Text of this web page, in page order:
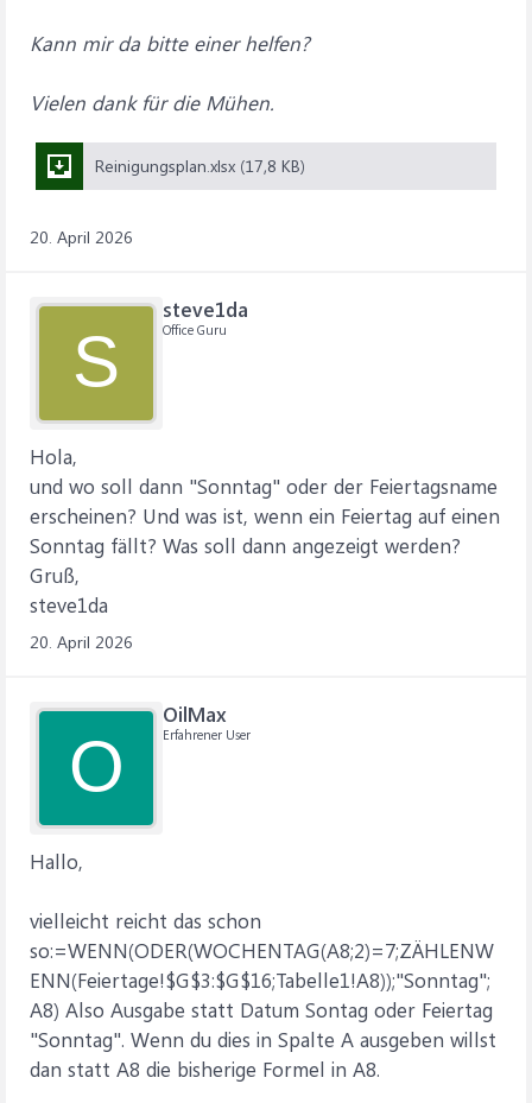
Kann mir da bitte einer helfen?
Vielen dank für die Mühen.
Reinigungsplan.xlsx (17,8 KB)
20. April 2026
S
steve1da
Office Guru
Hola,
und wo soll dann "Sonntag" oder der Feiertagsname
erscheinen? Und was ist, wenn ein Feiertag auf einen
Sonntag fällt? Was soll dann angezeigt werden?
Gruß,
steve1da
20. April 2026
O
OilMax
Erfahrener User
Hallo,
vielleicht reicht das schon
so:=WENN(ODER(WOCHENTAG(A8;2)=7;ZÄHLENW
ENN(Feiertage!$G$3:$G$16;Tabelle1!A8));"Sonntag";
A8) Also Ausgabe statt Datum Sontag oder Feiertag
"Sonntag". Wenn du dies in Spalte A ausgeben willst
dan statt A8 die bisherige Formel in A8.